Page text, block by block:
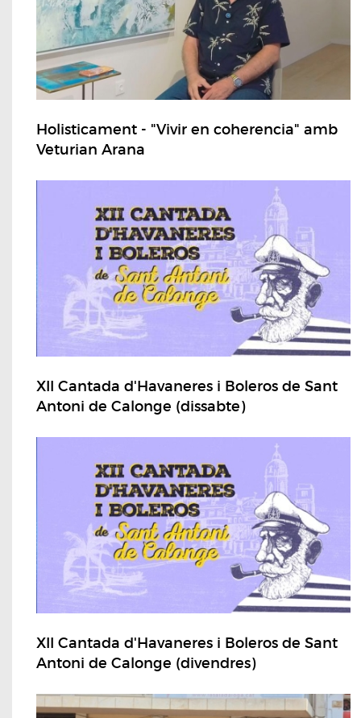
Holisticament - "Vivir en coherencia" amb
Veturian Arana
XII Cantada d'Havaneres i Boleros de Sant
Antoni de Calonge (dissabte)
XII Cantada d'Havaneres i Boleros de Sant
Antoni de Calonge (divendres)